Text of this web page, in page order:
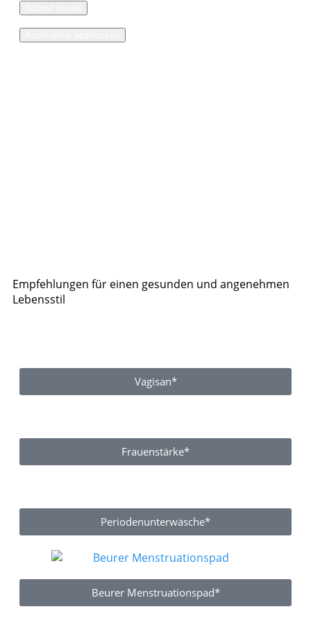
Empfehlungen für einen gesunden und angenehmen
Lebensstil
Vagisan*
Frauenstärke*
Periodenunterwäsche*
Beurer Menstruationspad*